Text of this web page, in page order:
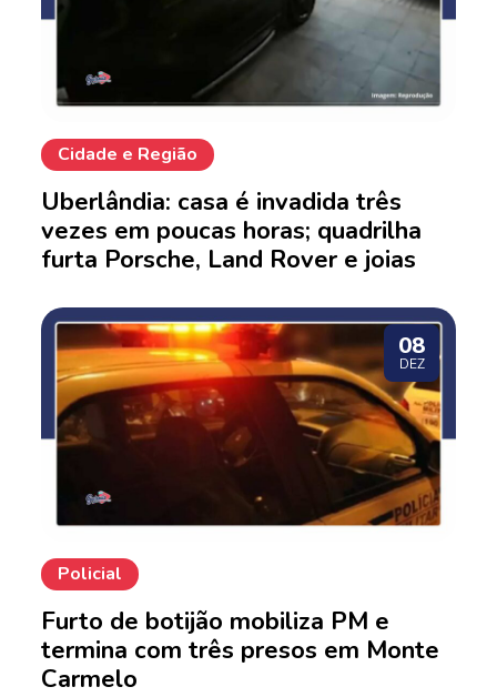
Cidade e Região
Uberlândia: casa é invadida três
vezes em poucas horas; quadrilha
furta Porsche, Land Rover e joias
08
DEZ
Policial
Furto de botijão mobiliza PM e
termina com três presos em Monte
Carmelo